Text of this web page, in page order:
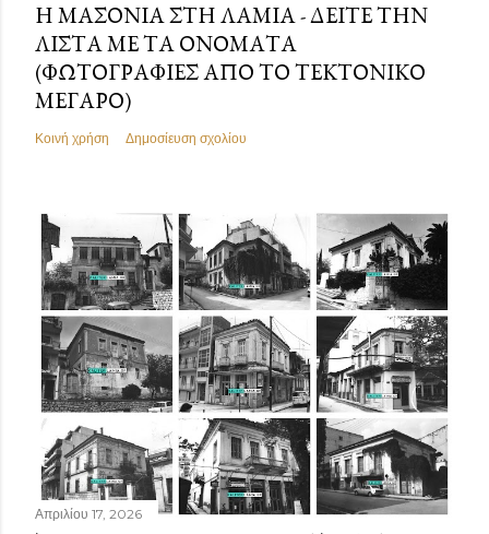
Η ΜΑΣΟΝΊΑ ΣΤΗ ΛΑΜΊΑ - ΔΕΊΤΕ ΤΗΝ
ΛΊΣΤΑ ΜΕ ΤΑ ΟΝΌΜΑΤΑ
(ΦΩΤΟΓΡΑΦΊΕΣ ΑΠΌ ΤΟ ΤΕΚΤΟΝΙΚΌ
ΜΈΓΑΡΟ)
Κοινή χρήση Δημοσίευση σχολίου
Απριλίου 17, 2026